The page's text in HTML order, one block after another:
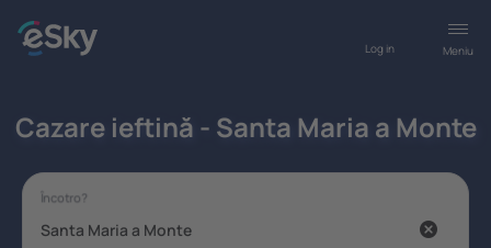
Meniu
Log in
Cazare ieftină - Santa Maria a Monte